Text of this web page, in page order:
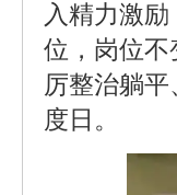
入精力激
位，岗位不
厉整治躺
度日。